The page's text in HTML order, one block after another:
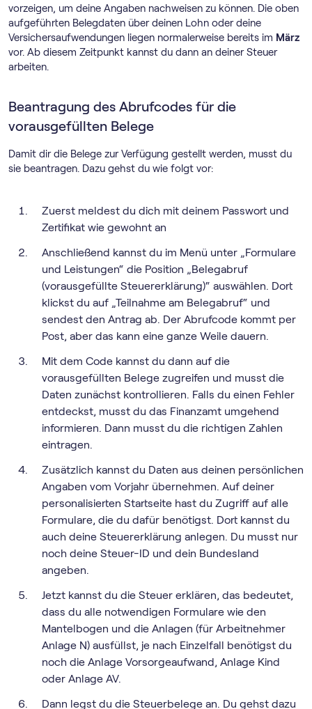
vorzeigen, um deine Angaben nachweisen zu können. Die oben
aufgeführten Belegdaten über deinen Lohn oder deine
Versichersaufwendungen liegen normalerweise bereits im März
vor. Ab diesem Zeitpunkt kannst du dann an deiner Steuer
arbeiten.
Beantragung des Abrufcodes für die
vorausgefüllten Belege
Damit dir die Belege zur Verfügung gestellt werden, musst du
sie beantragen. Dazu gehst du wie folgt vor:
Zuerst meldest du dich mit deinem Passwort und
Zertifikat wie gewohnt an
Anschließend kannst du im Menü unter „Formulare
und Leistungen“ die Position „Belegabruf
(vorausgefüllte Steuererklärung)“ auswählen. Dort
klickst du auf „Teilnahme am Belegabruf“ und
sendest den Antrag ab. Der Abrufcode kommt per
Post, aber das kann eine ganze Weile dauern.
Mit dem Code kannst du dann auf die
vorausgefüllten Belege zugreifen und musst die
Daten zunächst kontrollieren. Falls du einen Fehler
entdeckst, musst du das Finanzamt umgehend
informieren. Dann musst du die richtigen Zahlen
eintragen.
Zusätzlich kannst du Daten aus deinen persönlichen
Angaben vom Vorjahr übernehmen. Auf deiner
personalisierten Startseite hast du Zugriff auf alle
Formulare, die du dafür benötigst. Dort kannst du
auch deine Steuererklärung anlegen. Du musst nur
noch deine Steuer-ID und dein Bundesland
angeben.
Jetzt kannst du die Steuer erklären, das bedeutet,
dass du alle notwendigen Formulare wie den
Mantelbogen und die Anlagen (für Arbeitnehmer
Anlage N) ausfüllst, je nach Einzelfall benötigst du
noch die Anlage Vorsorgeaufwand, Anlage Kind
oder Anlage AV.
Dann legst du die Steuerbelege an. Du gehst dazu